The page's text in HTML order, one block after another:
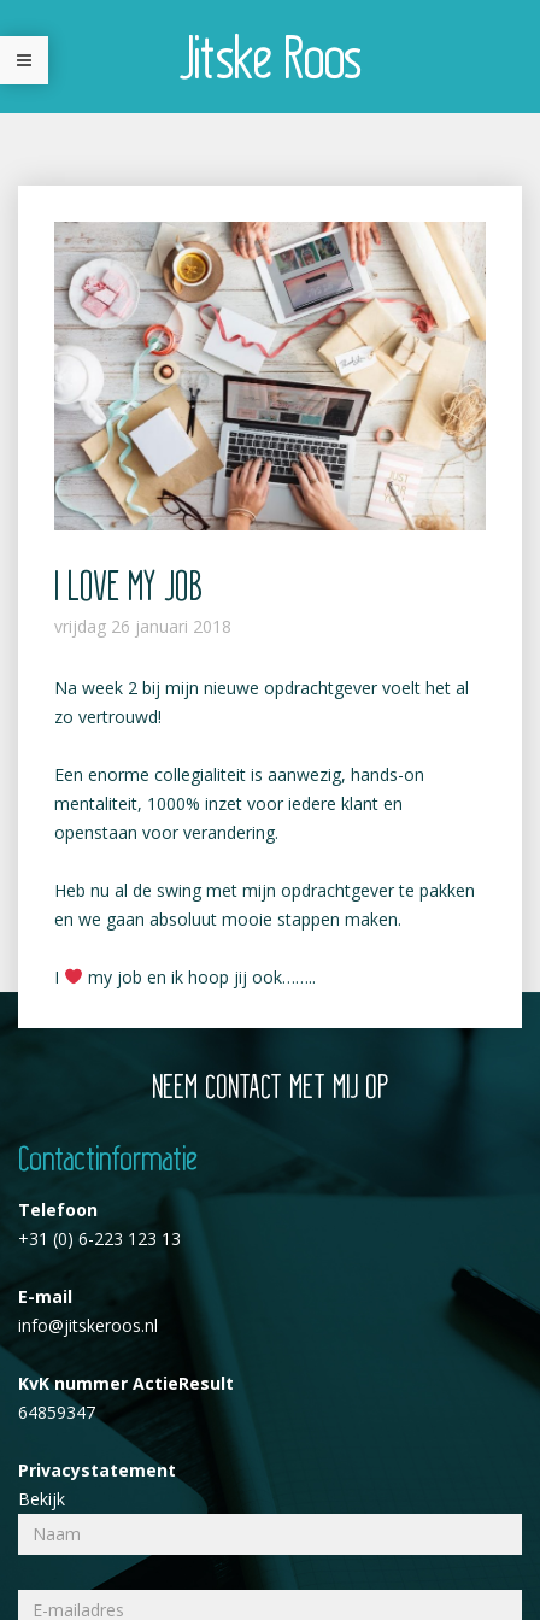
Jitske Roos
I LOVE MY JOB
vrijdag 26 januari 2018
Na week 2 bij mijn nieuwe opdrachtgever voelt het al
zo vertrouwd!
Een enorme collegialiteit is aanwezig, hands-on
mentaliteit, 1000% inzet voor iedere klant en
openstaan voor verandering.
Heb nu al de swing met mijn opdrachtgever te pakken
en we gaan absoluut mooie stappen maken.
I my job en ik hoop jij ook……..
NEEM CONTACT MET MIJ OP
Contactinformatie
Telefoon
+31 (0) 6-223 123 13
E-mail
info@jitskeroos.nl
KvK nummer ActieResult
64859347
Privacystatement
Bekijk